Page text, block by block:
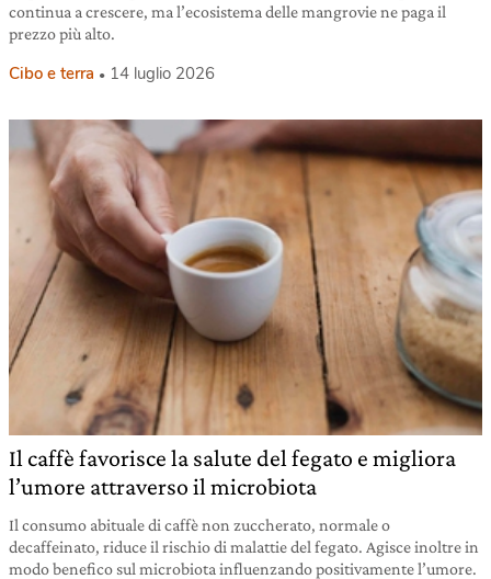
continua a crescere, ma l’ecosistema delle mangrovie ne paga il
prezzo più alto.
Cibo e terra 14 luglio 2026
Il caffè favorisce la salute del fegato e migliora
l’umore attraverso il microbiota
Il consumo abituale di caffè non zuccherato, normale o
decaffeinato, riduce il rischio di malattie del fegato. Agisce inoltre in
modo benefico sul microbiota influenzando positivamente l’umore.